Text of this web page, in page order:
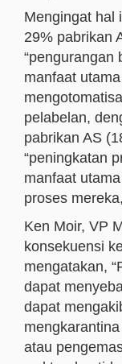
Mengingat hal
29% pabrikan
“pengurangan
manfaat
pelabelan,
pabrikan AS
“peningkatan
manfaat
proses
Ken Moir, VP
konsekuensi
mengatakan,
dapat
dapat
atau